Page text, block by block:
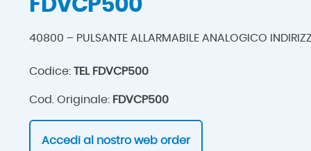
FDVCP500
40800 – PULSANTE ALLARMABILE ANALOGICO
Codice: TEL FDVCP500
Cod. Originale: FDVCP500
Accedi al nostro web order